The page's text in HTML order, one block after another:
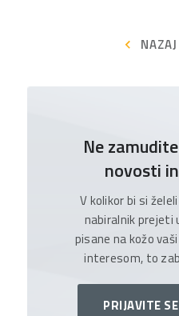
Ne
novosti
V kolikor bi si
nabiralnik prejeti
pisane na kožo
interesom, to
PRIJAVITE